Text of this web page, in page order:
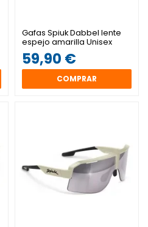
Gafas Spiuk Dabbel lente
espejo amarilla Unisex
Verde
59,90 €
COMPRAR